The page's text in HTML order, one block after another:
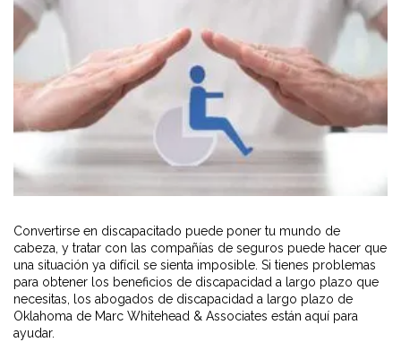
Convertirse en discapacitado puede poner tu mundo de
cabeza, y tratar con las compañías de seguros puede hacer que
una situación ya difícil se sienta imposible. Si tienes problemas
para obtener los beneficios de discapacidad a largo plazo que
necesitas, los abogados de discapacidad a largo plazo de
Oklahoma de Marc Whitehead & Associates están aquí para
ayudar.